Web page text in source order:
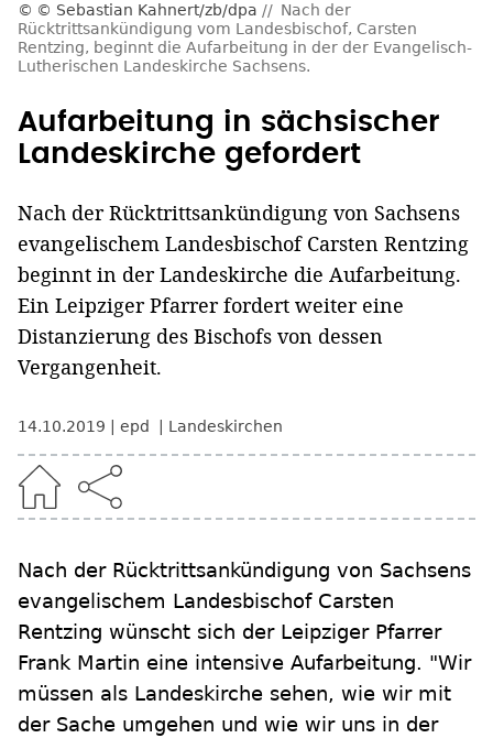
© Sebastian Kahnert/zb/dpa
Nach der
Rücktrittsankündigung vom Landesbischof, Carsten
Rentzing, beginnt die Aufarbeitung in der der Evangelisch-
Lutherischen Landeskirche Sachsens.
Aufarbeitung in sächsischer
Landeskirche gefordert
Nach der Rücktrittsankündigung von Sachsens
evangelischem Landesbischof Carsten Rentzing
beginnt in der Landeskirche die Aufarbeitung.
Ein Leipziger Pfarrer fordert weiter eine
Distanzierung des Bischofs von dessen
Vergangenheit.
14.10.2019 epd Landeskirchen
Nach der Rücktrittsankündigung von Sachsens
evangelischem Landesbischof Carsten
Rentzing wünscht sich der Leipziger Pfarrer
Frank Martin eine intensive Aufarbeitung. "Wir
müssen als Landeskirche sehen, wie wir mit
der Sache umgehen und wie wir uns in der